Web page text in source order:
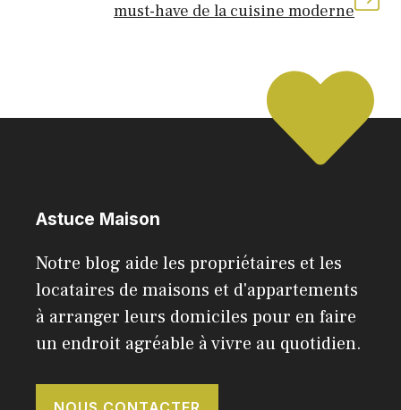
must-have de la cuisine moderne
Astuce Maison
Notre blog aide les propriétaires et les
locataires de maisons et d'appartements
à arranger leurs domiciles pour en faire
un endroit agréable à vivre au quotidien.